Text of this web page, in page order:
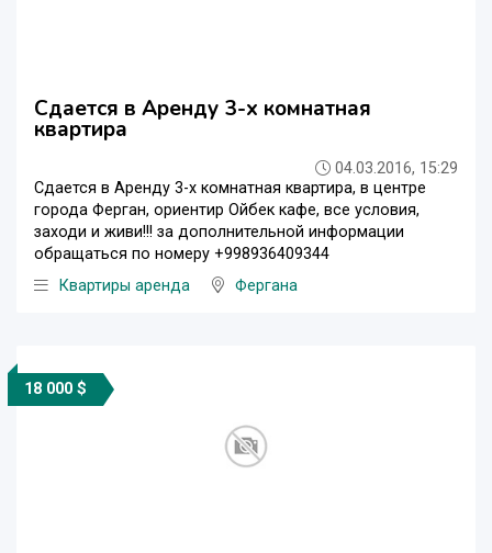
Сдается в Аренду 3-х комнатная
квартира
04.03.2016, 15:29
Сдается в Аренду 3-х комнатная квартира, в центре
города Ферганқ, ориентир Ойбек кафе, все условия,
заходи и живи!!! за дополнительной информации
обращаться по номеру +998936409344
Квартиры аренда
Фергана
18 000 $